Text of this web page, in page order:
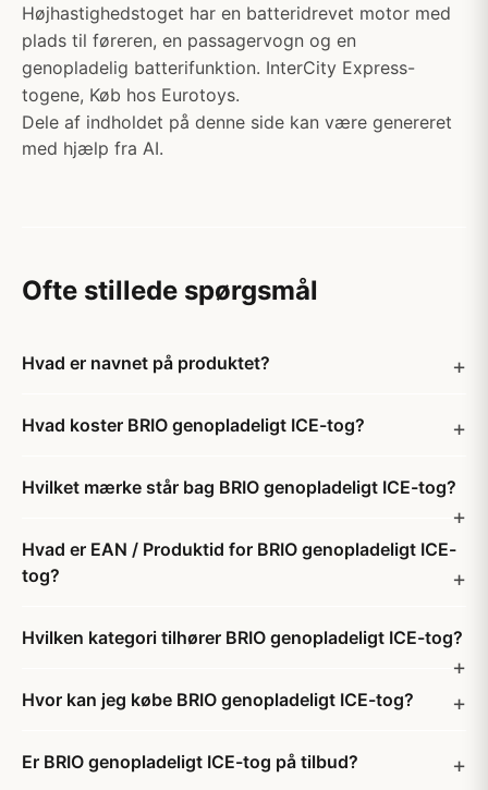
Højhastighedstoget har en batteridrevet motor med
plads til føreren, en passagervogn og en
genopladelig batterifunktion. InterCity Express-
togene, Køb hos Eurotoys.
Dele af indholdet på denne side kan være genereret
med hjælp fra AI.
Ofte stillede spørgsmål
Hvad er navnet på produktet?
Hvad koster BRIO genopladeligt ICE-tog?
Hvilket mærke står bag BRIO genopladeligt ICE-tog?
Hvad er EAN / Produktid for BRIO genopladeligt ICE-
tog?
Hvilken kategori tilhører BRIO genopladeligt ICE-tog?
Hvor kan jeg købe BRIO genopladeligt ICE-tog?
Er BRIO genopladeligt ICE-tog på tilbud?